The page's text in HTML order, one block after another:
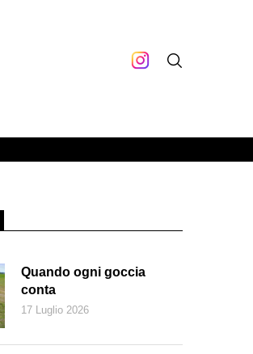
Quando ogni goccia
conta
17 Luglio 2026